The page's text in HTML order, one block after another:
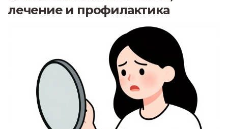
лечение и профилактика